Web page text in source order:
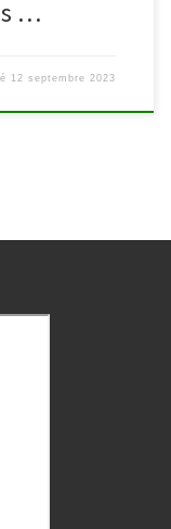
…
12 septembre 2023